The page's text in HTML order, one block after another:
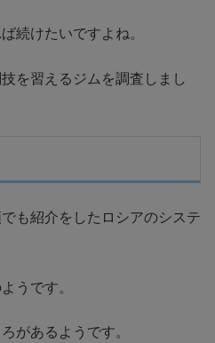
続けたいですよね。
を習えるジムを調査しまし
も紹介をしたロシアのシステ
うです。
があるようです。